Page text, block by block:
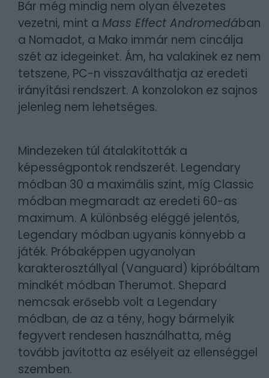
Bár még mindig nem olyan élvezetes
vezetni, mint a Mass Effect Andromedában
a Nomadot, a Mako immár nem cincálja
szét az idegeinket. Ám, ha valakinek ez nem
tetszene, PC-n visszaválthatja az eredeti
irányítási rendszert. A konzolokon ez sajnos
jelenleg nem lehetséges.
Mindezeken túl átalakították a
képességpontok rendszerét. Legendary
módban 30 a maximális szint, míg Classic
módban megmaradt az eredeti 60-as
maximum. A különbség eléggé jelentős,
Legendary módban ugyanis könnyebb a
játék. Próbaképpen ugyanolyan
karakterosztállyal (Vanguard) kipróbáltam
mindkét módban Therumot. Shepard
nemcsak erősebb volt a Legendary
módban, de az a tény, hogy bármelyik
fegyvert rendesen használhatta, még
tovább javította az esélyeit az ellenséggel
szemben.